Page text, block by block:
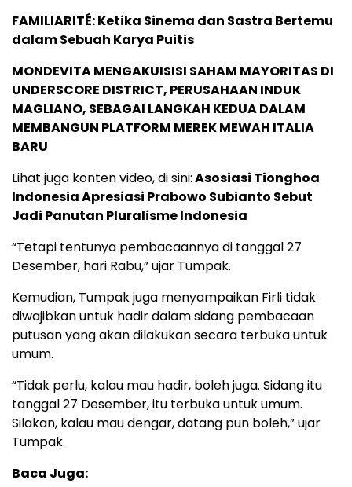
FAMILIARITÉ: Ketika Sinema dan Sastra Bertemu
dalam Sebuah Karya Puitis
MONDEVITA MENGAKUISISI SAHAM MAYORITAS DI
UNDERSCORE DISTRICT, PERUSAHAAN INDUK
MAGLIANO, SEBAGAI LANGKAH KEDUA DALAM
MEMBANGUN PLATFORM MEREK MEWAH ITALIA
BARU
Lihat juga konten video, di sini:Asosiasi Tionghoa
Indonesia Apresiasi Prabowo Subianto Sebut
Jadi Panutan Pluralisme Indonesia
“Tetapi tentunya pembacaannya di tanggal 27
Desember, hari Rabu,” ujar Tumpak.
Kemudian, Tumpak juga menyampaikan Firli tidak
diwajibkan untuk hadir dalam sidang pembacaan
putusan yang akan dilakukan secara terbuka untuk
umum.
“Tidak perlu, kalau mau hadir, boleh juga. Sidang itu
tanggal 27 Desember, itu terbuka untuk umum.
Silakan, kalau mau dengar, datang pun boleh,” ujar
Tumpak.
Baca Juga: